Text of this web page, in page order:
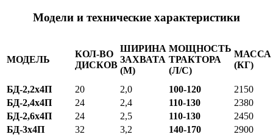
Модели и технические характеристики
МОДЕЛЬ
КОЛ-ВО
ДИСКОВ
ШИРИНА
ЗАХВАТА
(М)
МОЩНОСТЬ
ТРАКТОРА
(Л/С)
МАССА
(КГ)
БД-2,2х4П 20 2,0 100-120
2150
БД-2,4х4П
24 2,4 110-130
2380
БД-2,6х4П
24 2,5 110-130
2450
БД-3х4П
32 3,2 140-170
2900